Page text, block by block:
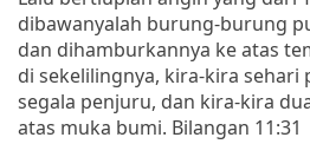
dibawanyalah burung-burung
dan dihamburkannya ke atas
di sekelilingnya, kira-kira sehari
segala penjuru, dan kira-kira
atas muka bumi. Bilangan 11:31